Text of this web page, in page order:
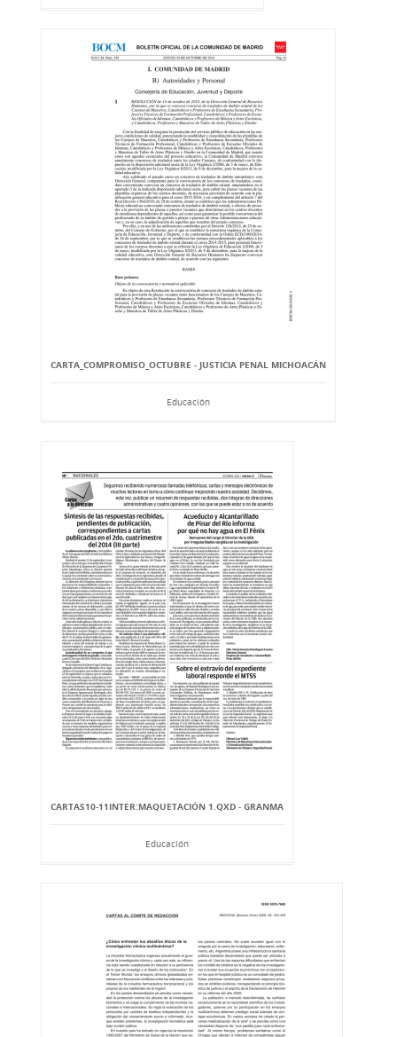
CARTA_COMPROMISO_OCTUBRE - JUSTICIA PENAL MICHOACÁN
Educación
CARTAS10-11INTER:MAQUETACIÓN 1.QXD - GRANMA
Educación